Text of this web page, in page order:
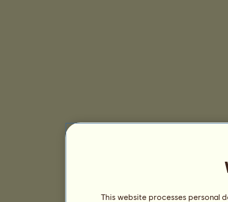
This website processes personal